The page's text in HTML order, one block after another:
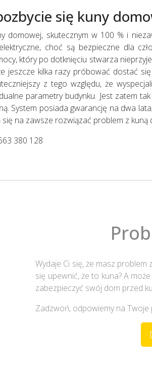
się kuny
domowej, skutecznym w 100 % i
choć są bezpieczne dla
który po dotknięciu stwarza
jeszcze kilka razy próbować dostać
z tego względu, że
parametry budynku. Jest zatem
System posiada gwarancję na dwa
na zawsze rozwiązać problem z kuną
380 128
Wydaje Ci się, że masz problem
się upewnić, że to kuna? A
zabezpieczyć swój dom przed
Zadzwoń, odpowiemy na Twoje